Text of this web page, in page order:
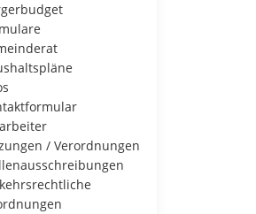
/ Verordnungen